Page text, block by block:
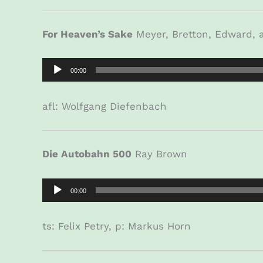
For Heaven’s Sake Meyer, Bretton, Edward,
Audio-
Player
00:00
afl: Wolfgang Diefenbach
Die Autobahn 500 Ray Brown
Audio-
Player
00:00
ts: Felix Petry, p: Markus Horn